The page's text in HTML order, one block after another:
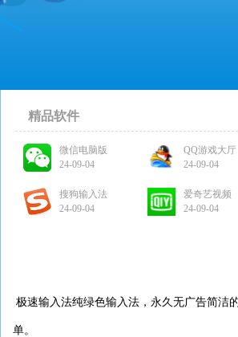
精品软件
微信电脑版
24-09-04
QQ游戏大厅
24-09-04
搜狗输入法
24-09-04
爱奇艺视频
24-09-04
极速输入法纯绿色输入法，永久无广告简洁
单。